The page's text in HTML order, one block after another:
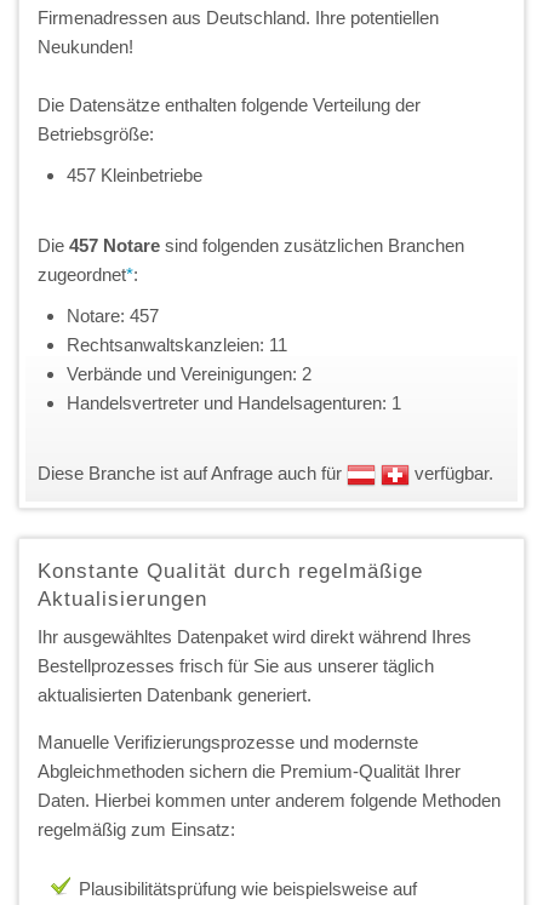
Firmenadressen aus Deutschland. Ihre potentiellen
Neukunden!
Die Datensätze enthalten folgende Verteilung der
Betriebsgröße:
457 Kleinbetriebe
Die 457 Notare sind folgenden zusätzlichen Branchen
zugeordnet*:
Notare: 457
Rechtsanwaltskanzleien: 11
Verbände und Vereinigungen: 2
Handelsvertreter und Handelsagenturen: 1
Diese Branche ist auf Anfrage auch für verfügbar.
Konstante Qualität durch regelmäßige
Aktualisierungen
Ihr ausgewähltes Datenpaket wird direkt während Ihres
Bestellprozesses frisch für Sie aus unserer täglich
aktualisierten Datenbank generiert.
Manuelle Verifizierungsprozesse und modernste
Abgleichmethoden sichern die Premium-Qualität Ihrer
Daten. Hierbei kommen unter anderem folgende Methoden
regelmäßig zum Einsatz:
Plausibilitätsprüfung wie beispielsweise auf